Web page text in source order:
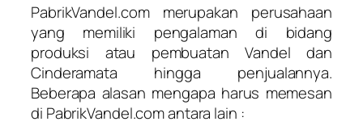
PabrikVandel.com merupakan perusahaan
yang memiliki pengalaman di bidang
produksi atau pembuatan Vandel dan
Cinderamata hingga penjualannya.
Beberapa alasan mengapa harus memesan
di PabrikVandel.com antara lain :